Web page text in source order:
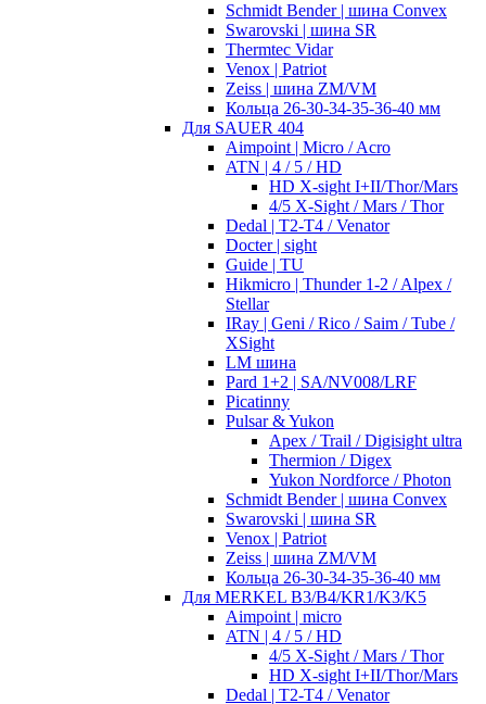
Schmidt Bender | шина Convex
Swarovski | шина SR
Thermtec Vidar
Venox | Patriot
Zeiss | шина ZM/VM
Кольца 26-30-34-35-36-40 мм
Для SAUER 404
Aimpoint | Micro / Acro
ATN | 4 / 5 / HD
HD X-sight I+II/Thor/Mars
4/5 X-Sight / Mars / Thor
Dedal | T2-T4 / Venator
Docter | sight
Guide | TU
Hikmicro | Thunder 1-2 / Alpex /
Stellar
IRay | Geni / Rico / Saim / Tube /
XSight
LM шина
Pard 1+2 | SA/NV008/LRF
Picatinny
Pulsar & Yukon
Apex / Trail / Digisight ultra
Thermion / Digex
Yukon Nordforce / Photon
Schmidt Bender | шина Convex
Swarovski | шина SR
Venox | Patriot
Zeiss | шина ZM/VM
Кольца 26-30-34-35-36-40 мм
Для MERKEL B3/B4/KR1/K3/K5
Aimpoint | micro
ATN | 4 / 5 / HD
4/5 X-Sight / Mars / Thor
HD X-sight I+II/Thor/Mars
Dedal | T2-T4 / Venator